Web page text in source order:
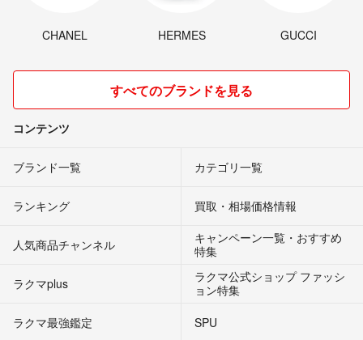
CHANEL HERMES GUCCI
すべてのブランドを見る
コンテンツ
ブランド一覧 カテゴリ一覧
ランキング 買取・相場価格情報
人気商品チャンネル
キャンペーン一覧・おすすめ
特集
ラクマplus
ラクマ公式ショップ ファッシ
ョン特集
ラクマ最強鑑定
SPU